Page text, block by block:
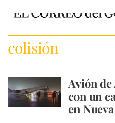
colisión
Avión de
con un
en